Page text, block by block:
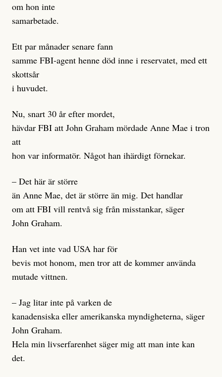
om hon inte
samarbetade.
Ett par månader senare fann
samme FBI-agent henne död inne i reservatet, med ett
skottsår
i huvudet.
Nu, snart 30 år efter mordet,
hävdar FBI att John Graham mördade Anne Mae i tron
att
hon var informatör. Något han ihärdigt förnekar.
– Det här är större
än Anne Mae, det är större än mig. Det handlar
om att FBI vill rentvå sig från misstankar, säger
John Graham.
Han vet inte vad USA har för
bevis mot honom, men tror att de kommer använda
mutade vittnen.
– Jag litar inte på varken de
kanadensiska eller amerikanska myndigheterna, säger
John Graham.
Hela min livserfarenhet säger mig att man inte kan
det.